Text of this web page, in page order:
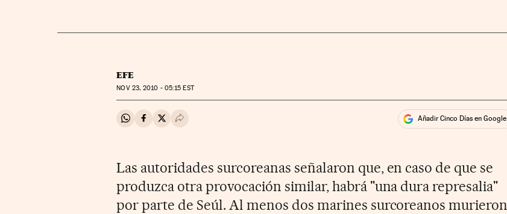
EFE
NOV23, 2010 - 05:15 EST
Compartir en Whatsapp
Compartir en Facebook
Compartir en Twitter
Desplegar Redes Sociales Añadir Cinco Días en Google
Las autoridades surcoreanas señalaron que, en caso de que se
produzca otra provocación similar, habrá "una dura represalia"
por parte de Seúl. Al menos dos marines surcoreanos murieron